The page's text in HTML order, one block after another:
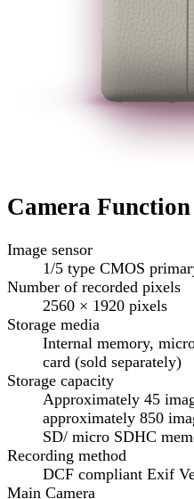
Camera Function
Image sensor
1/5 type CMOS
Number of recorded pixels
2560 × 1920 pixels
Storage media
Internal memory,
card (sold separately)
Storage capacity
Approximately 45
approximately 850
SD/ micro SDHC
Recording method
DCF compliant Exif
Main Camera